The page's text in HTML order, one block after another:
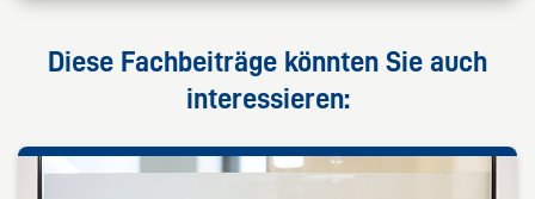
Diese Fachbeiträge könnten Sie auch
interessieren: